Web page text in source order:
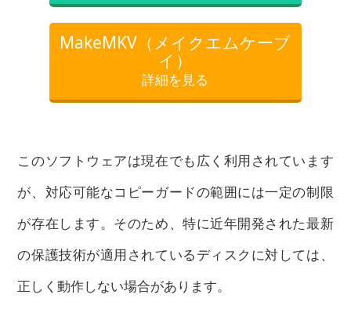
MakeMKV（メイクエムケーブ
イ）
詳細を見る
このソフトウェアは現在でも広く利用されています
が、対応可能なコピーガードの範囲には一定の制限
が存在します。そのため、特に近年開発された最新
の保護技術が適用されているディスクに対しては、
正しく動作しない場合があります。